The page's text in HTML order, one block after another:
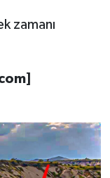
zamanı
]